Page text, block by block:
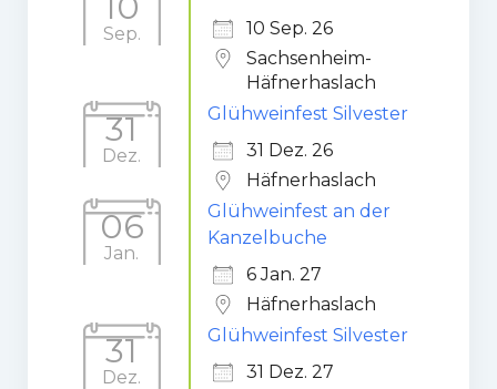
Sep.
10 Sep. 26
Sachsenheim-
Häfnerhaslach
31
Dez.
Glühweinfest Silvester
31 Dez. 26
Häfnerhaslach
06
Jan.
Glühweinfest an der
Kanzelbuche
6 Jan. 27
Häfnerhaslach
31
Dez.
Glühweinfest Silvester
31 Dez. 27